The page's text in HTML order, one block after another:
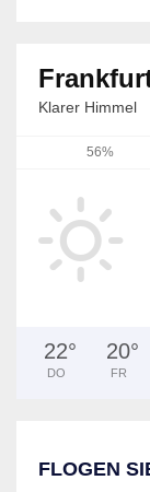
Klarer Himmel
56%
22°
DO
20°
FR
FLOGEN